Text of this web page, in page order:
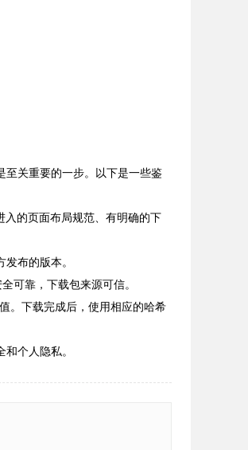
至关重要的一步。以下是一些鉴
入的页面布局规范、有明确的下
布的版本。
可靠，下载包来源可信。
。下载完成后，使用相应的哈希
个人隐私。